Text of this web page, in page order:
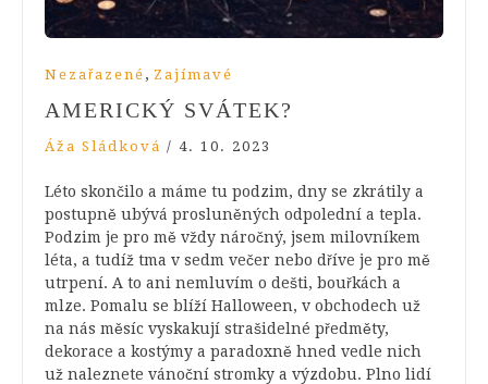
Nezařazené , Zajímavé
AMERICKÝ SVÁTEK?
Áža Sládková / 4. 10. 2023
Léto skončilo a máme tu podzim, dny se zkrátily a
postupně ubývá prosluněných odpolední a tepla.
Podzim je pro mě vždy náročný, jsem milovníkem
léta, a tudíž tma v sedm večer nebo dříve je pro mě
utrpení. A to ani nemluvím o dešti, bouřkách a
mlze. Pomalu se blíží Halloween, v obchodech už
na nás měsíc vyskakují strašidelné předměty,
dekorace a kostýmy a paradoxně hned vedle nich
už naleznete vánoční stromky a výzdobu. Plno lidí